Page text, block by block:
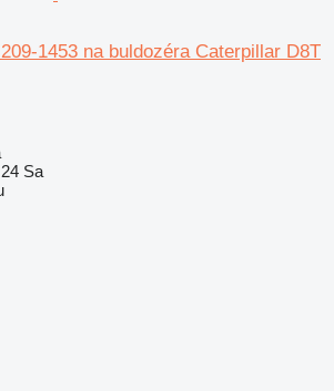
1453 na buldozéra Caterpillar D8T
Sa